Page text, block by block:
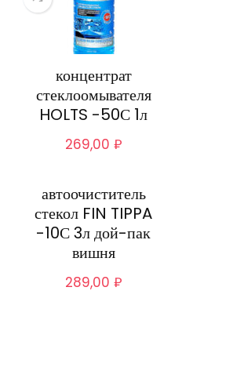
концентрат
стеклоомывателя
HOLTS -50С 1л
269,00 ₽
автоочиститель
стекол FIN TIPPA
-10С 3л дой-пак
вишня
289,00 ₽